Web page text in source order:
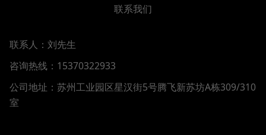
联系我们
联系人：刘先生
咨询热线：15370322933
公司地址： 苏州工业园区星汉街5号腾飞新苏坊A栋309/310
室